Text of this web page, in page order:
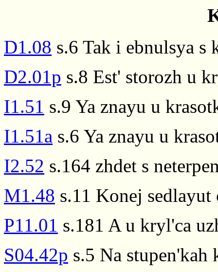
D1.08 s.6 Tak i ebnulsya s
D2.01p s.8 Est' storozh u
I1.51 s.9 Ya znayu u
I1.51a s.6 Ya znayu u
I2.52 s.164 zhdet s
M1.48 s.11 Konej
P11.01 s.181 A u kryl'ca
S04.42p s.5 Na stupen'kah